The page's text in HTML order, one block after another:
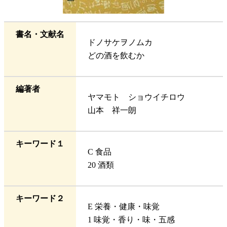
書名・文献名
ドノサケヲノムカ
どの酒を飲むか
編著者
ヤマモト ショウイチロウ
山本 祥一朗
キーワード１
C 食品
20 酒類
キーワード２
E 栄養・健康・味覚
1 味覚・香り・味・五感